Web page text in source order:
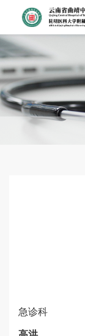
急诊科